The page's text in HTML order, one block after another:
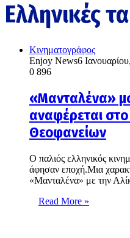
Ελληνικές
Κινηματογράφος
Enjoy News6
0 896
«Μανταλένα»
αναφέρεται
Θεοφανείων
Ο παλιός ελληνικός
άφησαν εποχή.Μια
«Μανταλένα» με την
Read More »